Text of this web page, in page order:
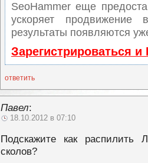
SeoHammer еще
ускоряет
результаты появляются
Зарегистрироваться
ответить
Павел:
18.10.2012 в 07:10
Подскажите как
сколов?